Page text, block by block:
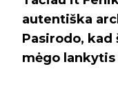
autentiška
Pasirodo,
mėgo